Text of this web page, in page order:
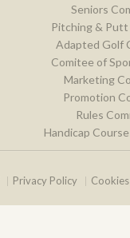
Seniors
Pitching &
Adapted Golf
Comitee of
Marketing
Promotion
Rules
Handicap
Privacy Policy